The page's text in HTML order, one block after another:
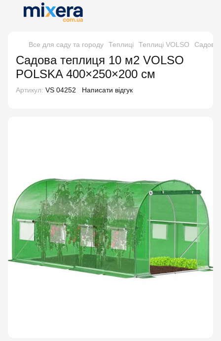
Все для саду та городу Теплиці Теплиці VOLSO Садова
Садова теплиця 10 м2 VOLSO
POLSKA 400×250×200 см
Артикул: VS 04252 Написати відгук